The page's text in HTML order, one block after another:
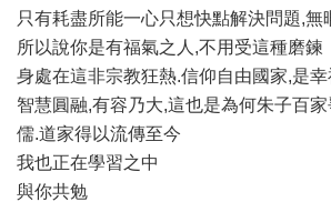
只有耗盡所能一心只想快點解決問題,無
所以說你是有福氣之人,不用受這種磨鍊
身處在這非宗教狂熱.信仰自由國家,是幸
智慧圓融,有容乃大,這也是為何朱子百
儒.道家得以流傳至今
我也正在學習之中
與你共勉